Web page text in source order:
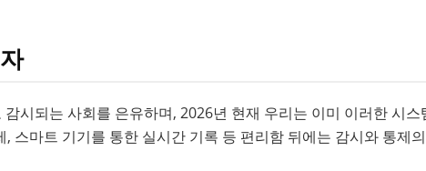
감시되는 사회를 은유하며, 2026년 현재 우리는 이미 이러한 시스
스마트 기기를 통한 실시간 기록 등 편리함 뒤에는 감시와 통제